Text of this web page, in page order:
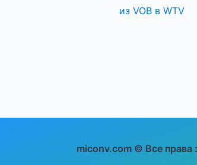
из VOB в WTV
miconv.com © Все